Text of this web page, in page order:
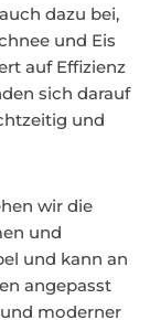
dazu bei,
und Eis
auf Effizienz
sich darauf
und
wir die
und
und kann an
angepasst
moderner